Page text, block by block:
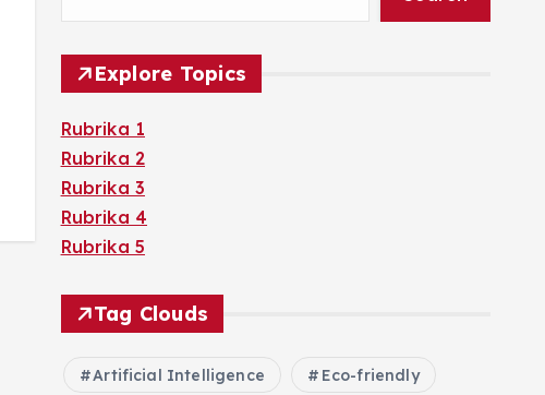
Explore Topics
Rubrika 1
Rubrika 2
Rubrika 3
Rubrika 4
Rubrika 5
Tag Clouds
Artificial Intelligence Eco-friendly